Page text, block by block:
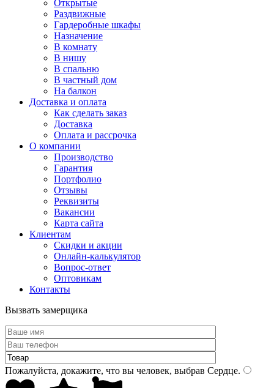
Открытые
Раздвижные
Гардеробные шкафы
Назначение
В комнату
В нишу
В спальню
В частный дом
На балкон
Доставка и оплата
Как сделать заказ
Доставка
Оплата и рассрочка
О компании
Производство
Гарантия
Портфолио
Отзывы
Реквизиты
Вакансии
Карта сайта
Клиентам
Скидки и акции
Онлайн-калькулятор
Вопрос-ответ
Оптовикам
Контакты
Вызвать замерщика
Пожалуйста, докажите, что вы человек, выбрав Сердце.